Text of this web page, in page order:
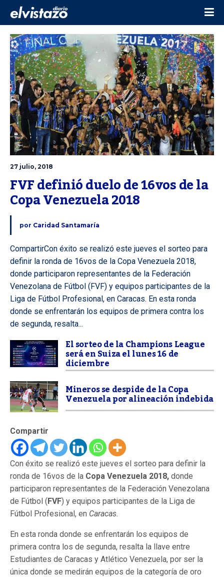
27 julio, 2018
FVF definió duelo de 16vos de la
Copa Venezuela 2018
por Caridad Santamaría
CompartirCon éxito se realizó este jueves el sorteo para
definir la ronda de 16vos de la Copa Venezuela 2018,
donde participaron representantes de la Federación
Venezolana de Fútbol (FVF) y equipos participantes de la
Liga de Fútbol Profesional, en Caracas. En esta ronda
donde se enfrentarán los equipos de primera contra los
de segunda, resalta...
El sorteo de la Champions League
será en Suiza el lunes 16 de
diciembre
Mineros se despide de la Copa
Venezuela por alineación indebida
Compartir
Con éxito se realizó este jueves el sorteo para definir la
ronda de 16vos de la Copa Venezuela 2018, donde
participaron representantes de la Federación Venezolana
de Fútbol (FVF) y equipos participantes de la Liga de
Fútbol Profesional, en Caracas.
En esta ronda donde se enfrentarán los equipos de
primera contra los de segunda, resalta la llave entre
Estudiantes de Caracas y Atlético Venezuela, por ser la
única donde se medirán equipos de la categoría de oro